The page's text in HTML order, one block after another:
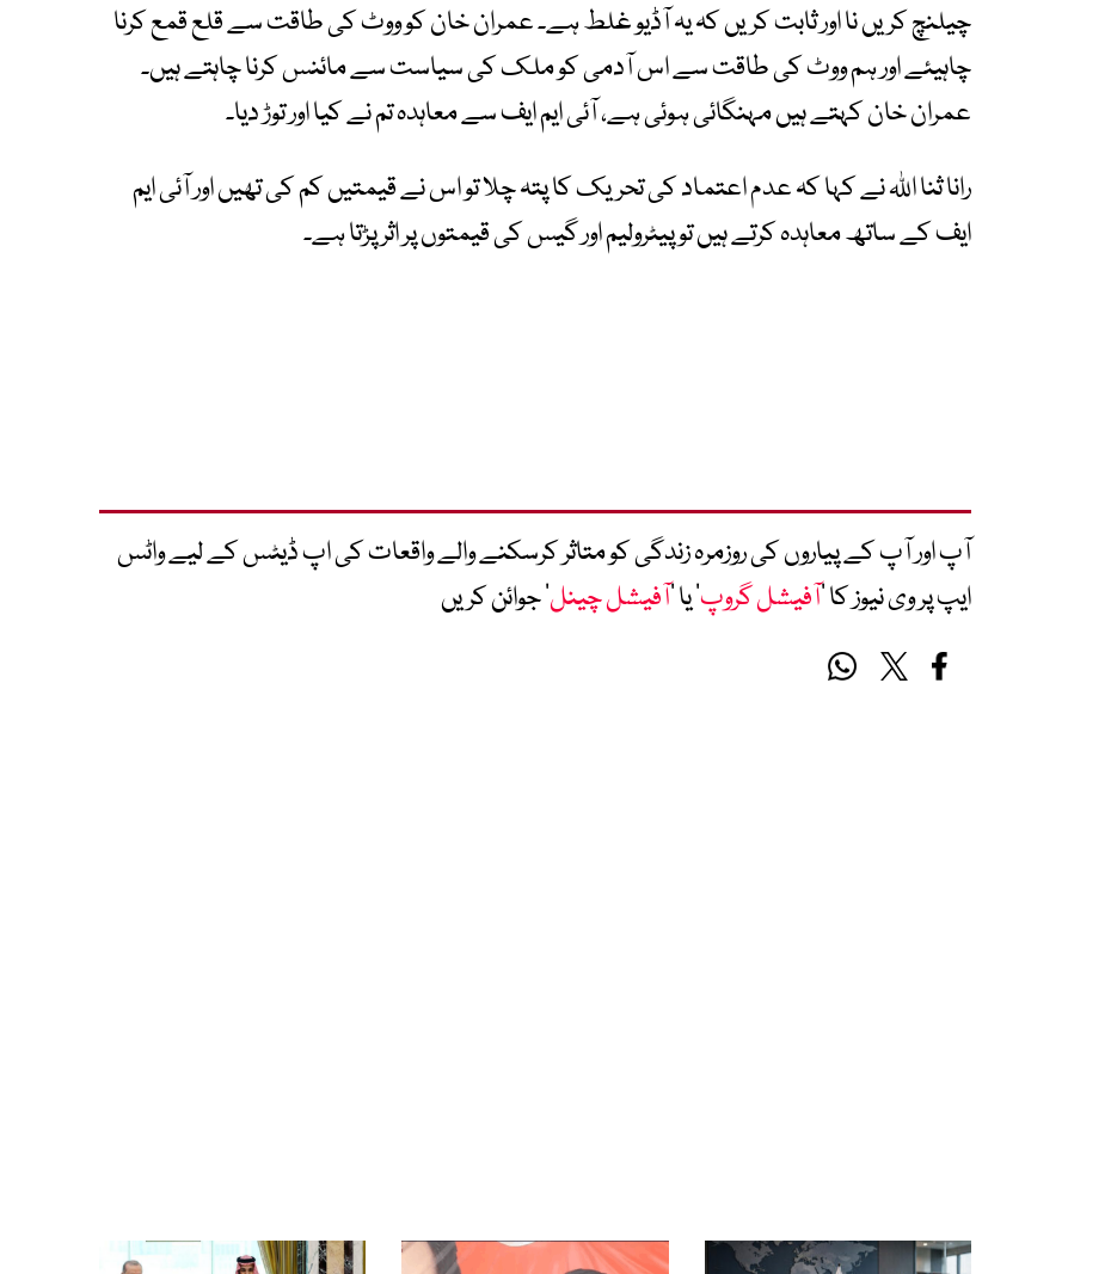
چیلنچ کریں نا اور ثابت کریں کہ یہ آڈیو غلط ہے۔ عمران خان کو ووٹ کی طاقت سے قلع قمع کرنا
چاہیئے اور ہم ووٹ کی طاقت سے اس آدمی کو ملک کی سیاست سے مائنس کرنا چاہتے ہیں۔
عمران خان کہتے ہیں مہنگائی ہوئی ہے، آئی ایم ایف سے معاہدہ تم نے کیا اور توڑ دیا۔
رانا ثنا اللہ نے کہا کہ عدم اعتماد کی تحریک کا پتہ چلا تو اس نے قیمتیں کم کی تھیں اور آئی ایم
ایف کے ساتھ معاہدہ کرتے ہیں تو پیٹرولیم اور گیس کی قیمتوں پر اثر پڑتا ہے۔
آپ اور آپ کے پیاروں کی روزمرہ زندگی کو متاثر کرسکنے والے واقعات کی اپ ڈیٹس کے لیے واٹس
ایپ پر وی نیوز کا ’آفیشل گروپ‘ یا ’آفیشل چینل‘ جوائن کریں